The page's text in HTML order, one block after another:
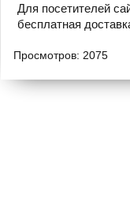
Для посетителей
бесплатная
Просмотров: 2075